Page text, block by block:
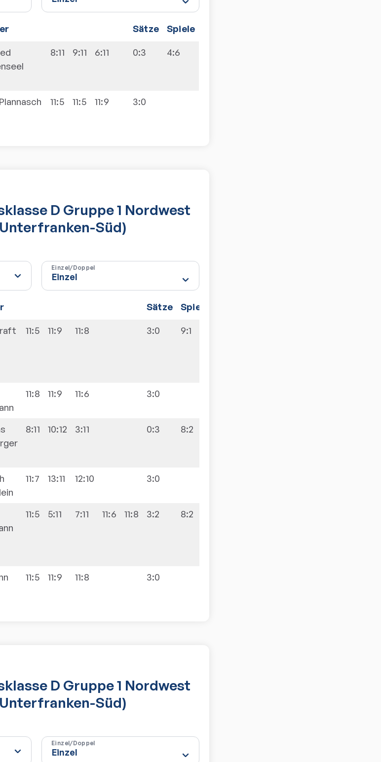
Sätze Spiele
8:11 9:11 6:11 0:3 4:6
Plannasch 11:5 11:5 11:9 3:0
D Gruppe 1 Nordwest
Süd)
Einzel/Doppel
Sätze Spiele
11:5 11:9 11:8 3:0 9:1
11:8 11:9 11:6 3:0
8:11 10:12 3:11 0:3 8:2
11:7 13:11 12:10 3:0
11:5 5:11 7:11 11:6 11:8 3:2 8:2
11:5 11:9 11:8 3:0
D Gruppe 1 Nordwest
Süd)
Einzel/Doppel